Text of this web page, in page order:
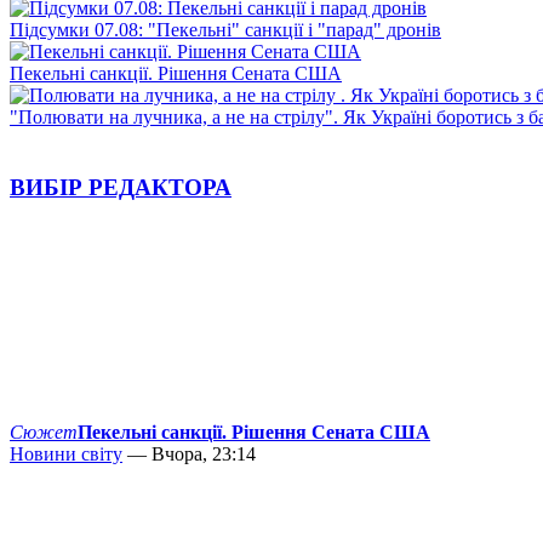
Підсумки 07.08: "Пекельні" санкції і "парад" дронів
Пекельні санкції. Рішення Сената США
"Полювати на лучника, а не на стрілу". Як Україні боротись з
ВИБІР РЕДАКТОРА
СюжетПекельні санкції. Рішення Сената США
Новини світу — Вчора, 23:14